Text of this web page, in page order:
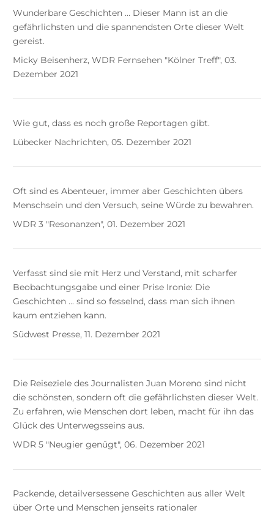
Wunderbare Geschichten … Dieser Mann ist an die
gefährlichsten und die spannendsten Orte dieser Welt
gereist.
Micky Beisenherz, WDR Fernsehen "Kölner Treff", 03.
Dezember 2021
Wie gut, dass es noch große Reportagen gibt.
Lübecker Nachrichten, 05. Dezember 2021
Oft sind es Abenteuer, immer aber Geschichten übers
Menschsein und den Versuch, seine Würde zu bewahren.
WDR 3 "Resonanzen", 01. Dezember 2021
Verfasst sind sie mit Herz und Verstand, mit scharfer
Beobachtungsgabe und einer Prise Ironie: Die
Geschichten ... sind so fesselnd, dass man sich ihnen
kaum entziehen kann.
Südwest Presse, 11. Dezember 2021
Die Reiseziele des Journalisten Juan Moreno sind nicht
die schönsten, sondern oft die gefährlichsten dieser Welt.
Zu erfahren, wie Menschen dort leben, macht für ihn das
Glück des Unterwegsseins aus.
WDR 5 "Neugier genügt", 06. Dezember 2021
Packende, detailversessene Geschichten aus aller Welt
über Orte und Menschen jenseits rationaler